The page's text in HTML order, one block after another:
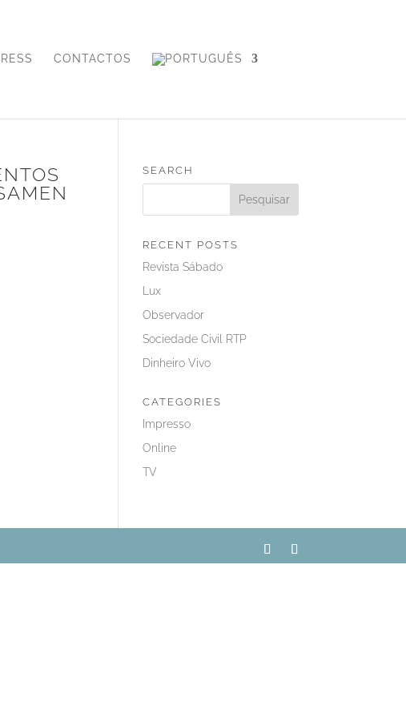
CONTACTOS
SEARCH
RECENT POSTS
Revista Sábado
Lux
Observador
Sociedade Civil RTP
Dinheiro Vivo
CATEGORIES
Impresso
Online
TV